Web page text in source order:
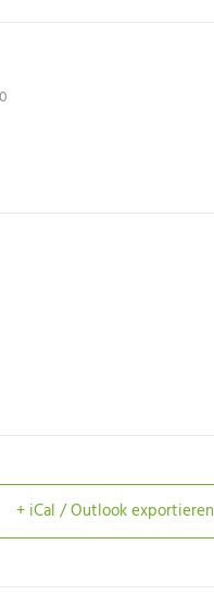
+ iCal / Outlook exportieren